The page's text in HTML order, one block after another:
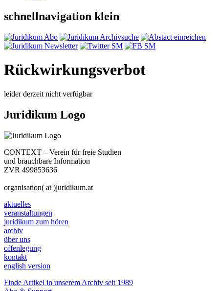
schnellnavigation klein
Rückwirkungsverbot
leider derzeit nicht verfügbar
Juridikum Logo
CONTEXT – Verein für freie Studien
und brauchbare Information
ZVR 499853636
organisation( at )juridikum.at
aktuelles
veranstaltungen
juridikum zum hören
archiv
über uns
offenlegung
kontakt
english version
Finde Artikel in unserem Archiv seit 1989